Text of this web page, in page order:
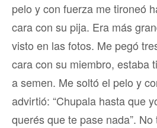
pelo y con fuerza me tironeó
cara con su pija. Era más
visto en las fotos. Me pegó
cara con su miembro, estaba
a semen. Me soltó el pelo y
advirtió: “Chupala hasta que
querés que te pase nada”.